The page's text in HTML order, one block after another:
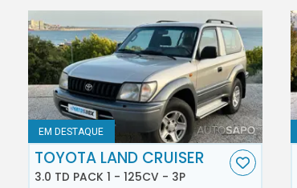
EM DESTAQUE
TOYOTA LAND CRUISER
3.0 TD PACK 1 - 125CV - 3P